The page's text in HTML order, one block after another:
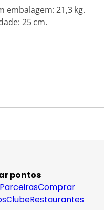
embalagem: 21,3 kg.
25 cm.
pontos
Comprar
ClubeRestaurantes